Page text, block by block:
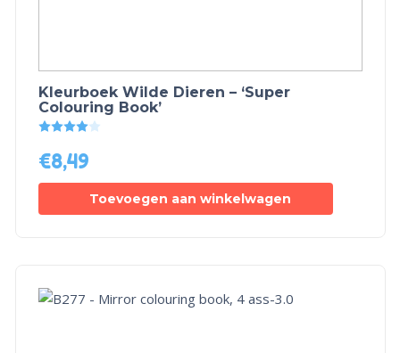
Kleurboek Wilde Dieren – ‘Super
Colouring Book’
Gewaardeerd
€8,49
Toevoegen aan winkelwagen